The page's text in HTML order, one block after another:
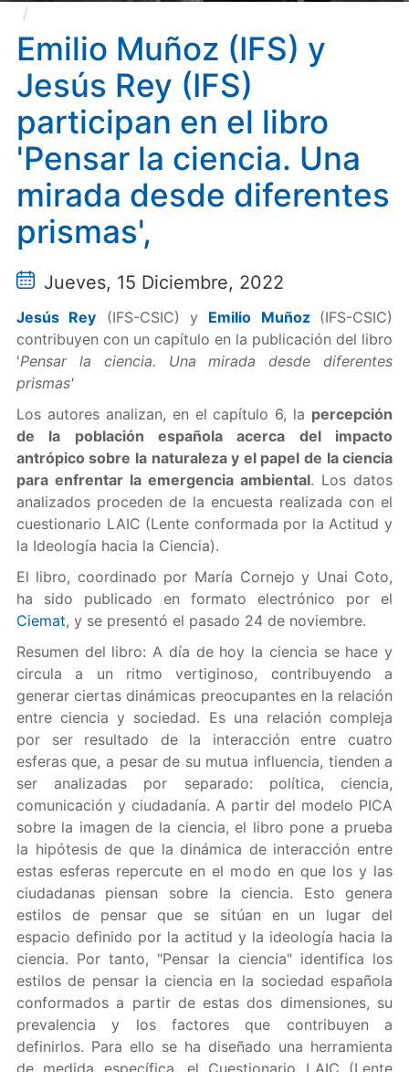
el libro 'Pensar la ciencia. Una mirada desde diferentes
prismas',
Emilio Muñoz (IFS) y
Jesús Rey (IFS)
participan en el libro
'Pensar la ciencia. Una
mirada desde diferentes
prismas',
Jueves, 15 Diciembre, 2022
Jesús Rey (IFS-CSIC) y Emilio Muñoz (IFS-CSIC)
contribuyen con un capítulo en la publicación del libro
'Pensar la ciencia. Una mirada desde diferentes
prismas'
Los autores analizan, en el capítulo 6, la percepción
de la población española acerca del impacto
antrópico sobre la naturaleza y el papel de la ciencia
para enfrentar la emergencia ambiental. Los datos
analizados proceden de la encuesta realizada con el
cuestionario LAIC (Lente conformada por la Actitud y
la Ideología hacia la Ciencia).
El libro, coordinado por María Cornejo y Unai Coto,
ha sido publicado en formato electrónico por el
Ciemat, y se presentó el pasado 24 de noviembre.
Resumen del libro: A día de hoy la ciencia se hace y
circula a un ritmo vertiginoso, contribuyendo a
generar ciertas dinámicas preocupantes en la relación
entre ciencia y sociedad. Es una relación compleja
por ser resultado de la interacción entre cuatro
esferas que, a pesar de su mutua influencia, tienden a
ser analizadas por separado: política, ciencia,
comunicación y ciudadanía. A partir del modelo PICA
sobre la imagen de la ciencia, el libro pone a prueba
la hipótesis de que la dinámica de interacción entre
estas esferas repercute en el modo en que los y las
ciudadanas piensan sobre la ciencia. Esto genera
estilos de pensar que se sitúan en un lugar del
espacio definido por la actitud y la ideología hacia la
ciencia. Por tanto, "Pensar la ciencia" identifica los
estilos de pensar la ciencia en la sociedad española
conformados a partir de estas dos dimensiones, su
prevalencia y los factores que contribuyen a
definirlos. Para ello se ha diseñado una herramienta
de medida específica, el Cuestionario LAIC (Lente